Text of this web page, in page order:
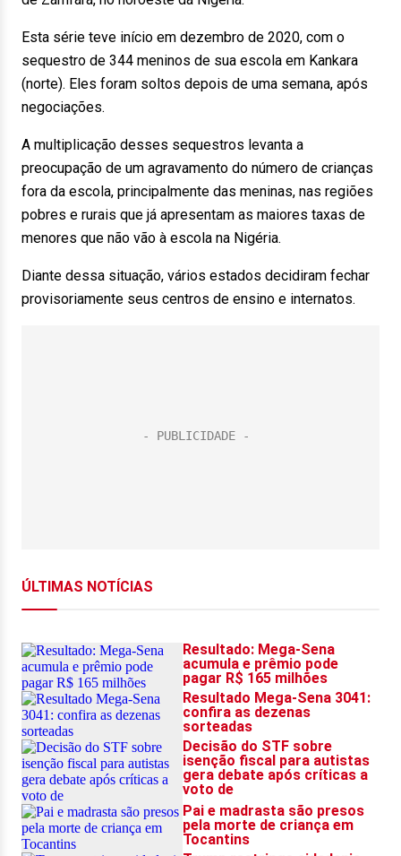
Esta série teve início em dezembro de 2020, com o
sequestro de 344 meninos de sua escola em Kankara
(norte). Eles foram soltos depois de uma semana, após
negociações.
A multiplicação desses sequestros levanta a
preocupação de um agravamento do número de crianças
fora da escola, principalmente das meninas, nas regiões
pobres e rurais que já apresentam as maiores taxas de
menores que não vão à escola na Nigéria.
Diante dessa situação, vários estados decidiram fechar
provisoriamente seus centros de ensino e internatos.